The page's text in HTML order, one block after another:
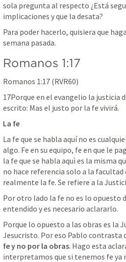
sola pregunta al respecto ¿Está
implicaciones y que la desata?
Para poder hacerlo, quisiera que
semana pasada.
Romanos 1:17
Romanos 1:17 (RVR60)
17Porque en el evangelio la justicia
escrito: Mas el justo por la fe vivirá.
La fe
La fe que se habla aquí no es
algo. Fe en su equipo, fe en que le
la fe que se habla aquì es la misma
no hace referencia solo a la
realmente la fe. Se refiere a la
Por otro lado la fe no es lo opuesto
entendido y es necesario aclararlo.
Porque lo opuesto a las obras es la
Jesucristo. Por eso Pablo contrasta
fe y no por la obras. Hago esta
interpretamos que si tenemos fe ya